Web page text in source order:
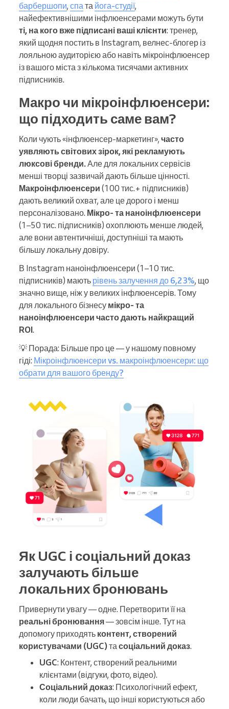
барбершопи, спата йога-студії,
найефективнішими інфлюенсерами можуть бути
ті, на кого вже підписані ваші клієнти: тренер,
який щодня постить в Instagram, велнес-блогер із
лояльною аудиторією або навіть мікроінфлюенсер
із вашого міста з кількома тисячами активних
підписників.
Макро чи мікроінфлюенсери:
що підходить саме вам?
Коли чують «інфлюенсер-маркетинг», часто
уявляють світових зірок, які рекламують
люксові бренди.Але для локальних сервісів
менші творці зазвичай дають більше цінності.
Макроінфлюенсери (100 тис.+ підписників)
дають великий охват, але це дорого і менш
персоналізовано. Мікро- та наноінфлюенсери
(1–50 тис. підписників) охоплюють менше людей,
але вони автентичніші, доступніші та мають
більшу локальну довіру.
В Instagram наноінфлюенсери (1–10 тис.
підписників) мають рівень залучення до 6,23%, що
значно вище, ніж у великих інфлюенсерів. Тому
для локального бізнесу мікро- та
наноінфлюенсери часто дають найкращий
ROI.
💡 Порада: Більше про це — у нашому повному
гіді: Мікроінфлюенсери vs. макроінфлюенсери: що
обрати для вашого бренду?
Як UGC і соціальний доказ
залучають більше
локальних бронювань
Привернути увагу — одне. Перетворити її на
реальні бронювання— зовсім інше. Тут на
допомогу приходять контент, створений
користувачами (UGC)та соціальний доказ.
UGC: Контент, створений реальними
клієнтами (відгуки, фото, відео).
Соціальний доказ: Психологічний ефект,
коли люди бачать, що інші користуються або